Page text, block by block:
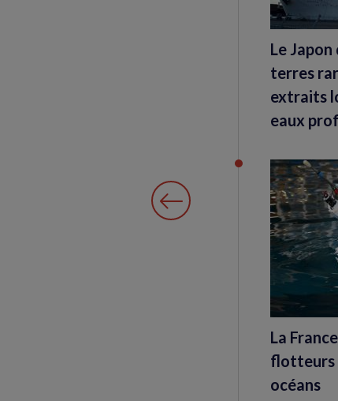
Le
terres
extraits
eaux
La
flotteurs
océans